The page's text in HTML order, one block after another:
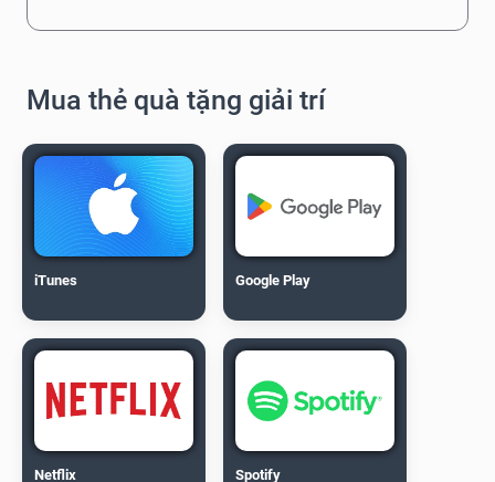
Mua thẻ quà tặng giải trí
iTunes Google Play
Netflix Spotify